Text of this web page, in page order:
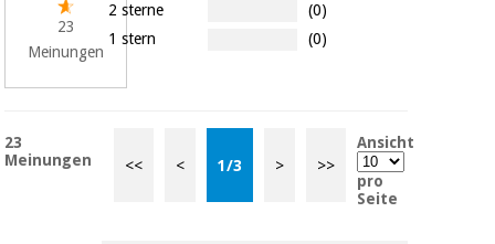
Veterinärmedizin
Orthopädie
Chirurgische
23
Meinungen
2 sterne
(0)
1 stern
(0)
23
Meinungen
<< < 1/3 > >>
Ansicht
pro
Seite